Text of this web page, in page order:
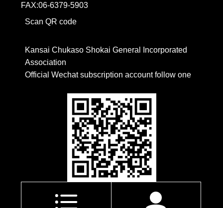
FAX:06-6379-5903
Scan QR code
Kansai Chukaso Shokai General Incorporated
Association
Official Wechat subscription account follow one